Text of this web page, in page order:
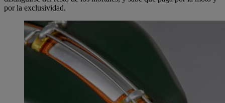
por la exclusividad.